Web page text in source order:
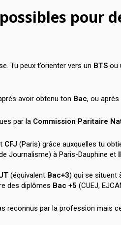
pour
Tu peux t’orienter vers un BTS ou
avoir obtenu ton Bac, ou
par la Commission Paritaire
CFJ (Paris) grâce auxquelles tu
Journalisme) à Paris-Dauphine et
(équivalent Bac+3) qui se situent
des diplômes Bac +5 (CUEJ,
reconnus par la profession mais